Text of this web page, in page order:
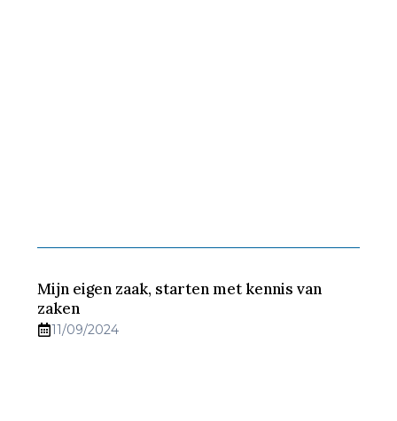
Mijn eigen zaak, starten met kennis van
zaken
11/09/2024